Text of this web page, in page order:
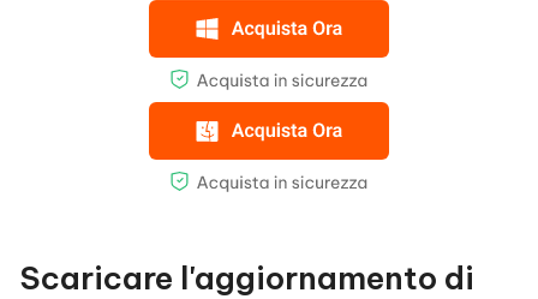
Scaricare l'aggiornamento di